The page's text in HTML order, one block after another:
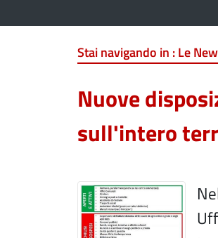
Stai navigando in :Le
Nuove
sull'intero